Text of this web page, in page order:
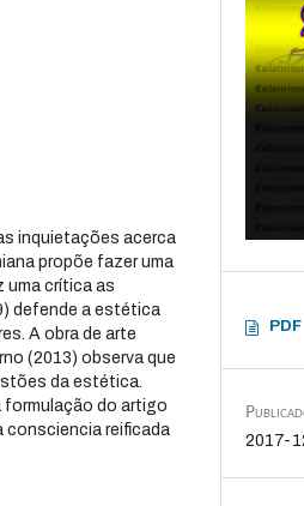
inquietações acerca
propõe fazer uma
uma crítica as
defende a estética
A obra de arte
(2013) observa que
da estética.
formulação do artigo
consciencia reificada
PDF
2017-